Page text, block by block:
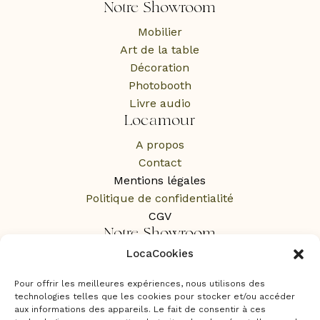
LocaCookies
Pour offrir les meilleures expériences, nous utilisons des
technologies telles que les cookies pour stocker et/ou accéder
aux informations des appareils. Le fait de consentir à ces
Notre Showroom
Mobilier
Art de la table
Décoration
Photobooth
Livre audio
Locamour
A propos
Contact
Mentions légales
Politique de confidentialité
CGV
Notre Showroom
1 Rue des Rochers,
Sur RDV uniquement